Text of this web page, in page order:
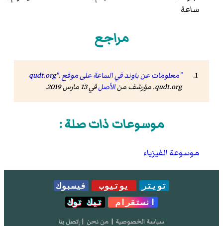
ساعة
مراجع
"معلومات عن باوند في الساعة على موقع qudt.org".
qudt.org. مؤرشف من
الأصلفي 13 مارس 2019.
موسوعات ذات صلة :
موسوعة الفيزياء
تويتر يوتيوب
فيسبوك
انستقرام
تيك توك
سياسة الخصوصية | من نحن | إتصل بنا